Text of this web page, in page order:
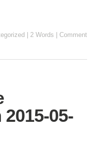
2 Words Comment
05-